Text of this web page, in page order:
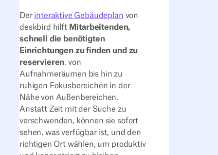
Der interaktive Gebäudeplan von
deskbird hilft Mitarbeitenden,
schnell die benötigten
Einrichtungen zu finden und zu
reservieren, von
Aufnahmeräumen bis hin zu
ruhigen Fokusbereichen in der
Nähe von Außenbereichen.
Anstatt Zeit mit der Suche zu
verschwenden, können sie sofort
sehen, was verfügbar ist, und den
richtigen Ort wählen, um produktiv